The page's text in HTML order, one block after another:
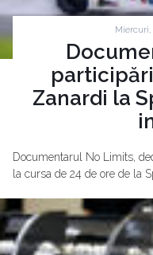
Miercuri,
Zanardi la
Documentarul No Limits,
la cursa de 24 de ore de la